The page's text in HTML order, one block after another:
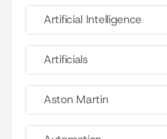
Artificial Intelligence
Artificials
Aston Martin